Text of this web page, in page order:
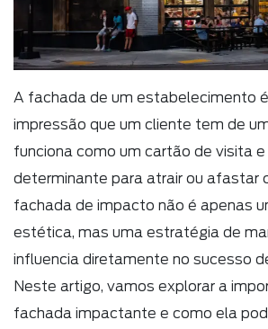
A fachada de um estabelecimento
impressão que um cliente tem de
funciona como um cartão de visita
determinante para atrair ou afastar
fachada de impacto não é apenas
estética, mas uma estratégia de
influencia diretamente no sucesso
Neste artigo, vamos explorar a
fachada impactante e como ela